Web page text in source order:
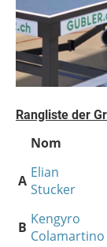
Rangliste der
Nom
A Elian
Stucker
B Kengyro
Colamartino